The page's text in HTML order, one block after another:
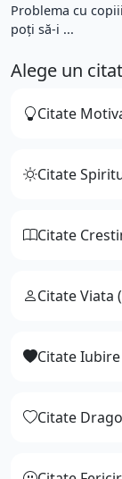
Problema cu
poți să-i ...
Alege un
Citate
Citate
Citate
Citate Viata
Citate
Citate